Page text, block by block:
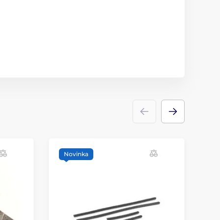
Novinka